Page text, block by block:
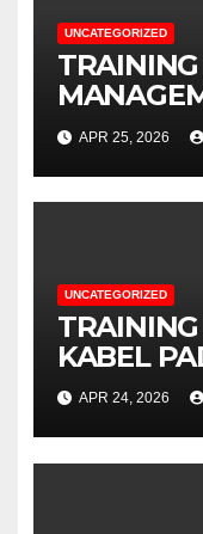
UNCATEGORIZED
BUSINESS
APR 25, 2026
UNCATEGORIZED
KABEL
APR 24, 2026